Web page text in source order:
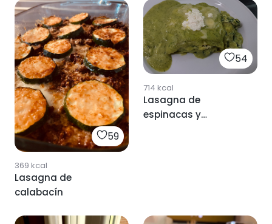
59
369 kcal
Lasagna de
calabacín
54
714 kcal
Lasagna de
espinacas y